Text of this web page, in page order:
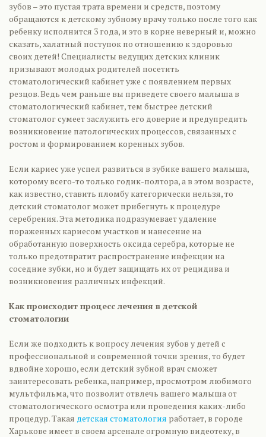
зубов – это пустая трата времени и средств, поэтому
обращаются к детскому зубному врачу только после того как
ребенку исполнится 3 года, и это в корне неверный и, можно
сказать, халатный поступок по отношению к здоровью
своих детей! Специалисты ведущих детских клиник
призывают молодых родителей посетить
стоматологический кабинет уже с появлением первых
резцов. Ведь чем раньше вы приведете своего малыша в
стоматологический кабинет, тем быстрее детский
стоматолог сумеет заслужить его доверие и предупредить
возникновение патологических процессов, связанных с
ростом и формированием коренных зубов.
Если кариес уже успел развиться в зубике вашего малыша,
которому всего-то только годик-полтора, а в этом возрасте,
как известно, ставить пломбу категорически нельзя, то
детский стоматолог может прибегнуть к процедуре
серебрения. Эта методика подразумевает удаление
пораженных кариесом участков и нанесение на
обработанную поверхность оксида серебра, которые не
только предотвратит распространение инфекции на
соседние зубки, но и будет защищать их от рецидива и
возникновения различных инфекций.
Как происходит процесс лечения в детской
стоматологии
Если же подходить к вопросу лечения зубов у детей с
профессиональной и современной точки зрения, то будет
вдвойне хорошо, если детский зубной врач сможет
заинтересовать ребенка, например, просмотром любимого
мультфильма, что позволит отвлечь вашего малыша от
стоматологического осмотра или проведения каких-либо
процедур. Такая детская стоматология работает, в городе
Харькове имеет в своем арсенале огромную видеотеку, в